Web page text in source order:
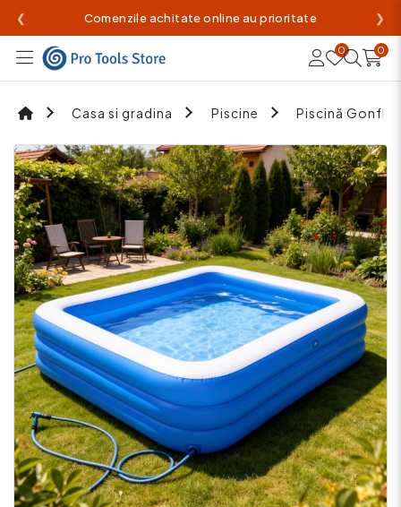
❮ Comenzile achitate online au prioritate ❯
0 0
Casa si gradina Piscine Piscină